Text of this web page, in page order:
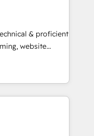
executed over a
analysis,
Leveraging
on
leads.
& proficient
website
in multi-hub
enterprise
Impact